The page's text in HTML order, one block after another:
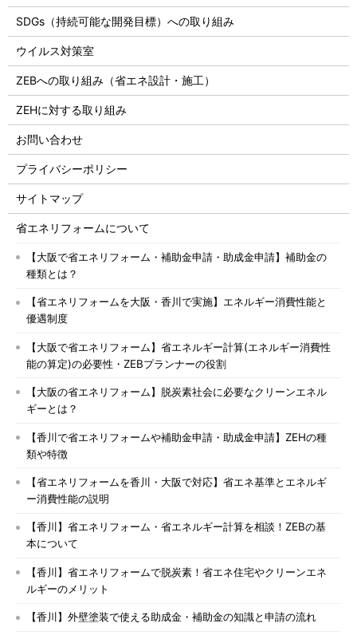
SDGs（持続可能な開発目標）への取り組み
ウイルス対策室
ZEBへの取り組み（省エネ設計・施工）
ZEHに対する取り組み
お問い合わせ
プライバシーポリシー
サイトマップ
省エネリフォームについて
【大阪で省エネリフォーム・補助金申請・助成金申請】補助金の
種類とは？
【省エネリフォームを大阪・香川で実施】エネルギー消費性能と
優遇制度
【大阪で省エネリフォーム】省エネルギー計算(エネルギー消費性
能の算定)の必要性・ZEBプランナーの役割
【大阪の省エネリフォーム】脱炭素社会に必要なクリーンエネル
ギーとは？
【香川で省エネリフォームや補助金申請・助成金申請】ZEHの種
類や特徴
【省エネリフォームを香川・大阪で対応】省エネ基準とエネルギ
ー消費性能の説明
【香川】省エネリフォーム・省エネルギー計算を相談！ZEBの基
本について
【香川】省エネリフォームで脱炭素！省エネ住宅やクリーンエネ
ルギーのメリット
【香川】外壁塗装で使える助成金・補助金の知識と申請の流れ